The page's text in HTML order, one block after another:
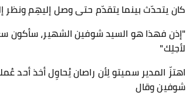
كان يتحدّث بينما يتقدّم حتى وصل إليهِم
"إذن فهذا هو السيد شوفين الشهير، سأكون
لأجلِك"
اهتزّ المدير سميتو لِأن راصان يُحاوِل أخذ
شوفين وقال